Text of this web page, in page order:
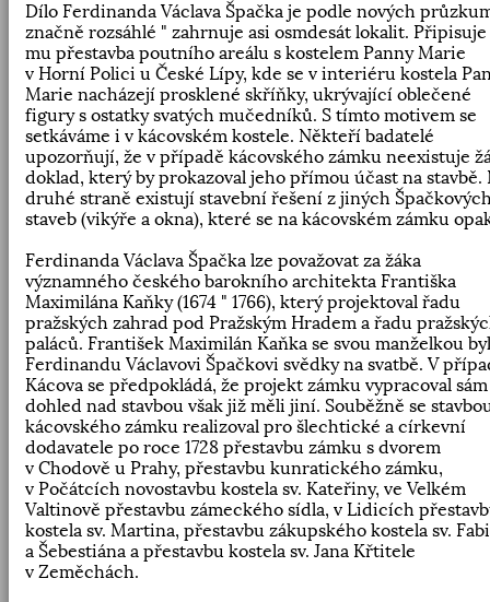
Dílo Ferdinanda Václava Špačka je podle nových
značně rozsáhlé " zahrnuje asi osmdesát lokalit. Připisuje
mu přestavba poutního areálu s kostelem Panny Marie
v Horní Polici u České Lípy, kde se v interiéru kostela
Marie nacházejí prosklené skříňky, ukrývající oblečené
figury s ostatky svatých mučedníků. S tímto motivem se
setkáváme i v kácovském kostele. Někteří badatelé
upozorňují, že v případě kácovského zámku neexistuje
doklad, který by prokazoval jeho přímou účast na stavbě.
druhé straně existují stavební řešení z jiných
staveb (vikýře a okna), které se na kácovském zámku
Ferdinanda Václava Špačka lze považovat za žáka
významného českého barokního architekta Františka
Maximilána Kaňky (1674 " 1766), který projektoval řadu
pražských zahrad pod Pražským Hradem a řadu
paláců. František Maximilán Kaňka se svou manželkou
Ferdinandu Václavovi Špačkovi svědky na svatbě. V
Kácova se předpokládá, že projekt zámku vypracoval
dohled nad stavbou však již měli jiní. Souběžně se
kácovského zámku realizoval pro šlechtické a církevní
dodavatele po roce 1728 přestavbu zámku s dvorem
v Chodově u Prahy, přestavbu kunratického zámku,
v Počátcích novostavbu kostela sv. Kateřiny, ve Velkém
Valtinově přestavbu zámeckého sídla, v Lidicích
kostela sv. Martina, přestavbu zákupského kostela sv.
a Šebestiána a přestavbu kostela sv. Jana Křtitele
v Zeměchách.